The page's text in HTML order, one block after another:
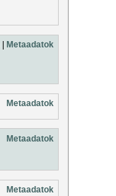
Metaadatok
Metaadatok
Metaadatok
Metaadatok